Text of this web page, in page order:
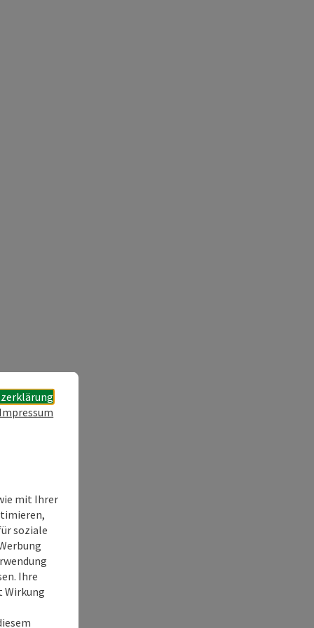
Impressum
mit Ihrer
soziale
Ihre
Wirkung